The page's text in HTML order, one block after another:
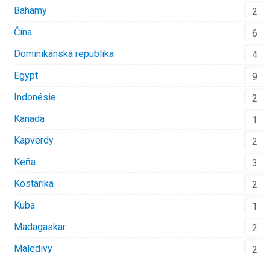
Bahamy
2
Čína
6
Dominikánská republika
4
Egypt
9
Indonésie
2
Kanada
1
Kapverdy
2
Keňa
3
Kostarika
2
Kuba
1
Madagaskar
2
Maledivy
2